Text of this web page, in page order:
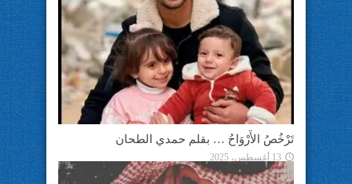
تَرْخُصُ الأَرْوَاحُ … بقلم حمدي الطحان
13 أغسطس، 2025